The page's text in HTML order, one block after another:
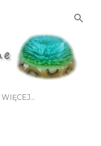
WIĘCEJ…